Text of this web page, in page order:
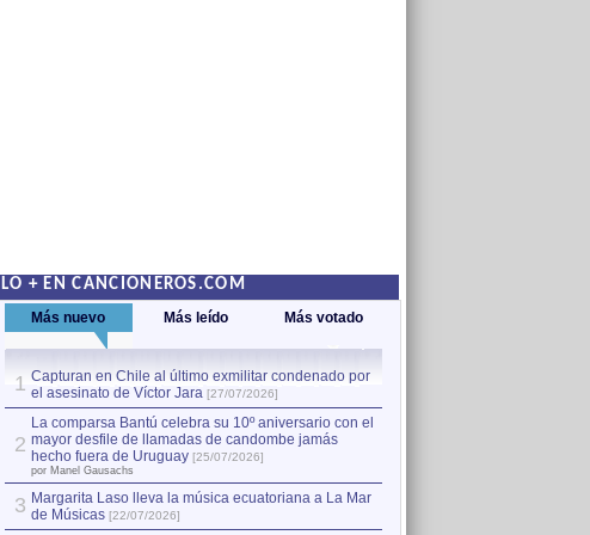
LO + EN CANCIONEROS.COM
Más nuevo Más leído Más votado
1 Capturan en Chile al último exmilitar condenado por
el asesinato de Víctor Jara [27/07/2026]
2
La comparsa Bantú celebra su 10º aniversario con el
mayor desfile de llamadas de candombe jamás
hecho fuera de Uruguay [25/07/2026]
por Manel Gausachs
3 Margarita Laso lleva la música ecuatoriana a La Mar
de Músicas [22/07/2026]